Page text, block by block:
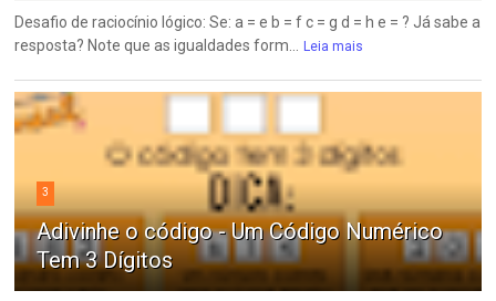
Desafio de raciocínio lógico: Se: a = e b = f c = g d = h e = ? Já sabe a
resposta? Note que as igualdades form...
Leia mais
3
Adivinhe o código - Um Código Numérico
Tem 3 Dígitos